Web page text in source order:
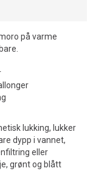
på varme
lukking, lukker
dypp i vannet,
eller
grønt og blått